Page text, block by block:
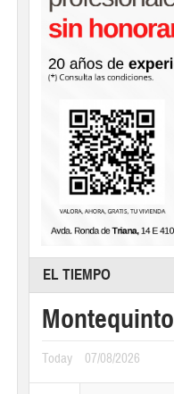
EL TIEMPO
Montequinto
Today 07/08/2026